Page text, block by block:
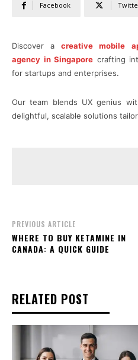
Facebook
Discover acreative mobile
agency in Singapore crafting
for startups and enterprises.
Our team blends UX genius
delightful, scalable solutions
PREVIOUS ARTICLE
WHERE TO BUY KETAMINE IN
CANADA: A QUICK GUIDE
RELATED POST